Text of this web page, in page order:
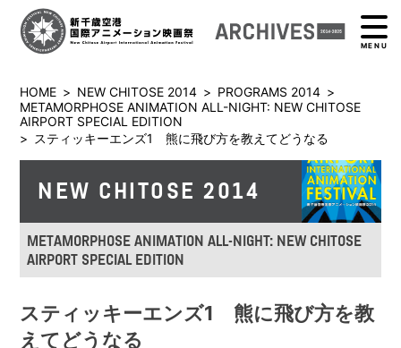
MENU
HOME > NEW CHITOSE 2014 > PROGRAMS 2014 >
METAMORPHOSE ANIMATION ALL-NIGHT: NEW CHITOSE
AIRPORT SPECIAL EDITION
> スティッキーエンズ1 熊に飛び方を教えてどうなる
NEW CHITOSE 2014
METAMORPHOSE ANIMATION ALL-NIGHT: NEW CHITOSE
AIRPORT SPECIAL EDITION
スティッキーエンズ1 熊に飛び方を教
えてどうなる